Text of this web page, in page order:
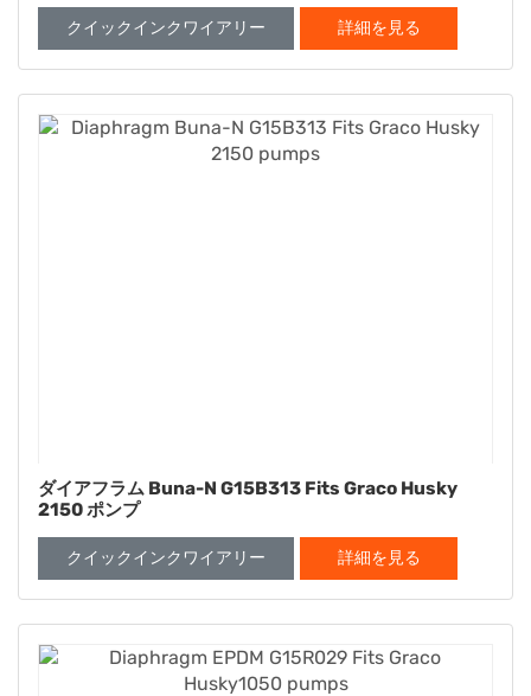
クイックインクワイアリー 詳細を見る
ダイアフラム Buna-N G15B313 Fits Graco Husky
2150 ポンプ
クイックインクワイアリー 詳細を見る